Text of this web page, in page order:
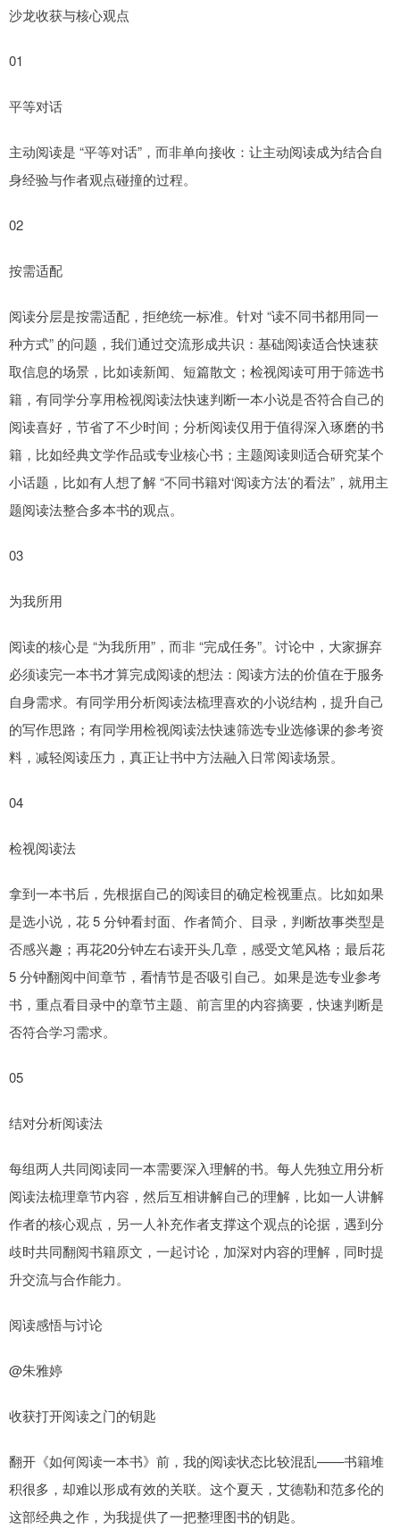
沙龙收获与核心观点
01
平等对话
主动阅读是 “平等对话”，而非单向接收：让主动阅读成为结合自
身经验与作者观点碰撞的过程。
02
按需适配
阅读分层是按需适配，拒绝统一标准。针对 “读不同书都用同一
种方式” 的问题，我们通过交流形成共识：基础阅读适合快速获
取信息的场景，比如读新闻、短篇散文；检视阅读可用于筛选书
籍，有同学分享用检视阅读法快速判断一本小说是否符合自己的
阅读喜好，节省了不少时间；分析阅读仅用于值得深入琢磨的书
籍，比如经典文学作品或专业核心书；主题阅读则适合研究某个
小话题，比如有人想了解 “不同书籍对‘阅读方法’的看法”，就用主
题阅读法整合多本书的观点。
03
为我所用
阅读的核心是 “为我所用”，而非 “完成任务”。讨论中，大家摒弃
必须读完一本书才算完成阅读的想法：阅读方法的价值在于服务
自身需求。有同学用分析阅读法梳理喜欢的小说结构，提升自己
的写作思路；有同学用检视阅读法快速筛选专业选修课的参考资
料，减轻阅读压力，真正让书中方法融入日常阅读场景。
04
检视阅读法
拿到一本书后，先根据自己的阅读目的确定检视重点。比如如果
是选小说，花 5 分钟看封面、作者简介、目录，判断故事类型是
否感兴趣；再花20分钟左右读开头几章，感受文笔风格；最后花
5 分钟翻阅中间章节，看情节是否吸引自己。如果是选专业参考
书，重点看目录中的章节主题、前言里的内容摘要，快速判断是
否符合学习需求。
05
结对分析阅读法
每组两人共同阅读同一本需要深入理解的书。每人先独立用分析
阅读法梳理章节内容，然后互相讲解自己的理解，比如一人讲解
作者的核心观点，另一人补充作者支撑这个观点的论据，遇到分
歧时共同翻阅书籍原文，一起讨论，加深对内容的理解，同时提
升交流与合作能力。
阅读感悟与讨论
@朱雅婷
收获打开阅读之门的钥匙
翻开《如何阅读一本书》前，我的阅读状态比较混乱——书籍堆
积很多，却难以形成有效的关联。这个夏天，艾德勒和范多伦的
这部经典之作，为我提供了一把整理图书的钥匙。